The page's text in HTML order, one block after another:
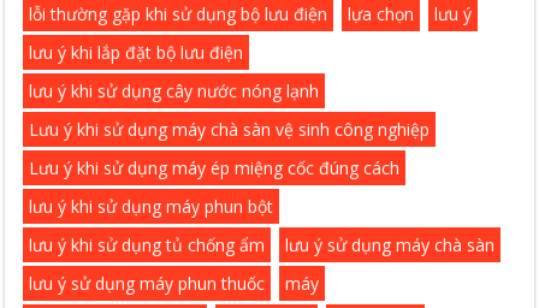
lỗi thường gặp khi sử dụng bộ lưu điện
lựa chọn
lưu ý
lưu ý khi lắp đặt bộ lưu điện
lưu ý khi sử dụng cây nước nóng lạnh
Lưu ý khi sử dụng máy chà sàn vệ sinh công nghiệp
Lưu ý khi sử dụng máy ép miệng cốc đúng cách
lưu ý khi sử dụng máy phun bột
lưu ý khi sử dụng tủ chống ẩm
lưu ý sử dụng máy chà sàn
lưu ý sử dụng máy phun thuốc
máy